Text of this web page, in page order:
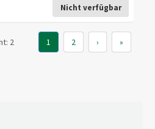
Nicht verfügbar
2 1 2 › »